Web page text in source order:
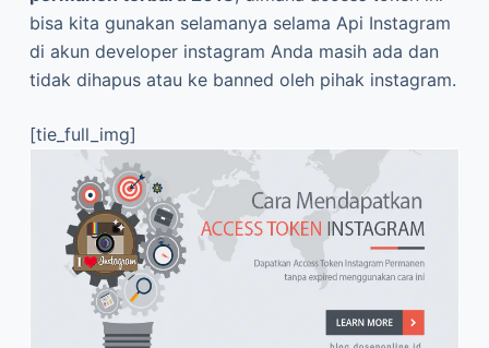
bisa kita gunakan selamanya selama Api Instagram
di akun developer instagram Anda masih ada dan
tidak dihapus atau ke banned oleh pihak instagram.
[tie_full_img]